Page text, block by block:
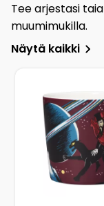
Tee arjestasi
muumimukilla.
Näytä kaikki